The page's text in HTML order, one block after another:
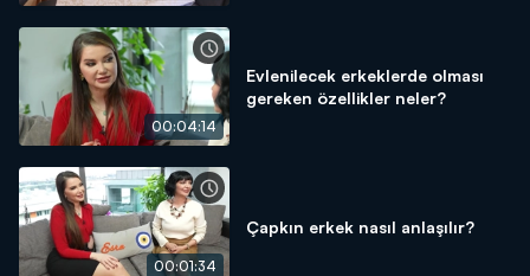
00:04:14
Evlenilecek erkeklerde olması
gereken özellikler neler?
00:01:34
Çapkın erkek nasıl anlaşılır?